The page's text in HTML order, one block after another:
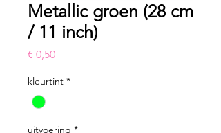
Metallic groen (28 cm
/ 11 inch)
€ 0,50Prijs
kleurtint *
uitvoering *